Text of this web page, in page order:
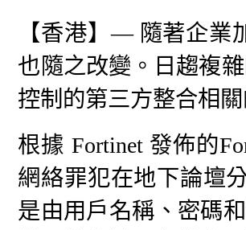
【香港】— 隨著企業
也隨之改變。日趨複
控制的第三方整合相關
根據 Fortinet 發佈的
網絡罪犯在地下論壇
是由用戶名稱、密碼